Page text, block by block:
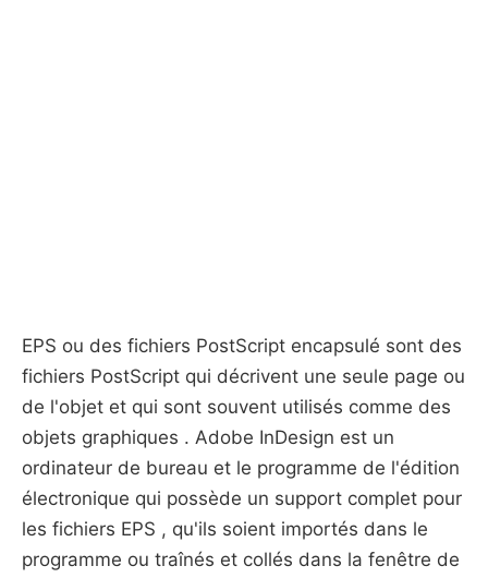
EPS ou des fichiers PostScript encapsulé sont des
fichiers PostScript qui décrivent une seule page ou
de l'objet et qui sont souvent utilisés comme des
objets graphiques . Adobe InDesign est un
ordinateur de bureau et le programme de l'édition
électronique qui possède un support complet pour
les fichiers EPS , qu'ils soient importés dans le
programme ou traînés et collés dans la fenêtre de